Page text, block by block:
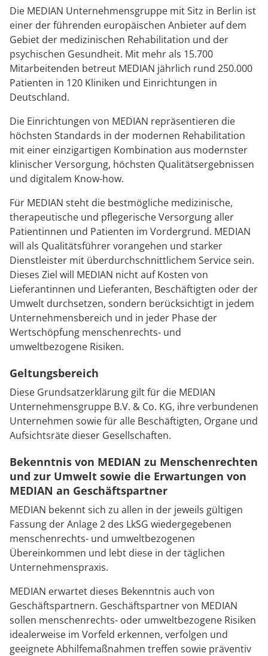
Blog
Veranstaltungen
Downloads
Anreise
FAQs
Kontakt
Kosten & Kostenträger
Zuzahlung & Befreiung
Checkliste zum Start
Kinder-und Jugendreha
Gastroenterologie
Stoffwechselerkrankungen
Geriatrie
Gynäkologie
HTS & Cochlea
Long Covid
Onkologie
Pneumologie
Rheumatologie
Prävention
Nachsorge
Qualität & Expertise
Energiepolitik
Publikationsdatenbank
Ihr Weg zu MEDIAN
Kosten & Kostenträger
Zuzahlung & Befreiung
Reha FAQ
Reha Checkliste
Über MEDIAN
Kooperationen
Presse
Blog
Karriere
Die MEDIAN Unternehmensgruppe mit Sitz in Berlin ist
einer der führenden europäischen Anbieter auf dem
Gebiet der medizinischen Rehabilitation und der
psychischen Gesundheit. Mit mehr als 15.700
Mitarbeitenden betreut MEDIAN jährlich rund 250.000
Patienten in 120 Kliniken und Einrichtungen in
Deutschland.
Die Einrichtungen von MEDIAN repräsentieren die
höchsten Standards in der modernen Rehabilitation
mit einer einzigartigen Kombination aus modernster
klinischer Versorgung, höchsten Qualitätsergebnissen
und digitalem Know-how.
Für MEDIAN steht die bestmögliche medizinische,
therapeutische und pflegerische Versorgung aller
Patientinnen und Patienten im Vordergrund. MEDIAN
will als Qualitätsführer vorangehen und starker
Dienstleister mit überdurchschnittlichem Service sein.
Dieses Ziel will MEDIAN nicht auf Kosten von
Lieferantinnen und Lieferanten, Beschäftigten oder der
Umwelt durchsetzen, sondern berücksichtigt in jedem
Unternehmensbereich und in jeder Phase der
Wertschöpfung menschenrechts- und
umweltbezogene Risiken.
Geltungsbereich
Diese Grundsatzerklärung gilt für die MEDIAN
Unternehmensgruppe B.V. & Co. KG, ihre verbundenen
Unternehmen sowie für alle Beschäftigten, Organe und
Aufsichtsräte dieser Gesellschaften.
Bekenntnis von MEDIAN zu Menschenrechten
und zur Umwelt sowie die Erwartungen von
MEDIAN an Geschäftspartner
MEDIAN bekennt sich zu allen in der jeweils gültigen
Fassung der Anlage 2 des LkSG wiedergegebenen
menschenrechts- und umweltbezogenen
Übereinkommen und lebt diese in der täglichen
Unternehmenspraxis.
MEDIAN erwartet dieses Bekenntnis auch von
Geschäftspartnern. Geschäftspartner von MEDIAN
sollen menschenrechts- oder umweltbezogene Risiken
idealerweise im Vorfeld erkennen, verfolgen und
geeignete Abhilfemaßnahmen treffen sowie präventiv